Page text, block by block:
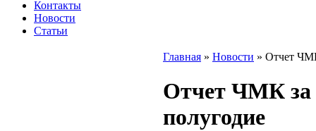
Контакты
Новости
Статьи
Главная » Новости » Отчет
Отчет ЧМК за
полугодие